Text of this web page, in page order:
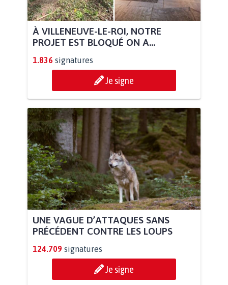
À VILLENEUVE-LE-ROI, NOTRE
PROJET EST BLOQUÉ ON A...
1.836 signatures
Je signe
UNE VAGUE D’ATTAQUES SANS
PRÉCÉDENT CONTRE LES LOUPS
124.709 signatures
Je signe